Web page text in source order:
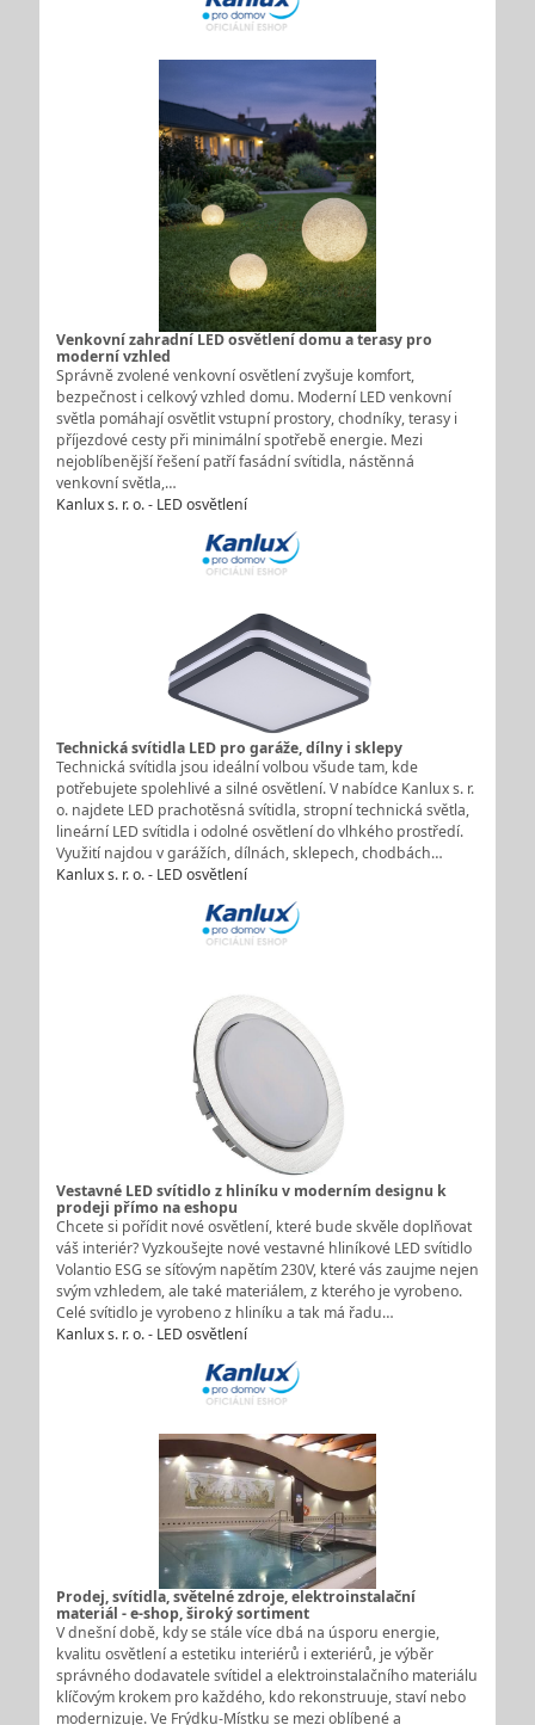
Venkovní zahradní LED osvětlení domu a terasy pro
moderní vzhled
Správně zvolené venkovní osvětlení zvyšuje komfort,
bezpečnost i celkový vzhled domu. Moderní LED venkovní
světla pomáhají osvětlit vstupní prostory, chodníky, terasy i
příjezdové cesty při minimální spotřebě energie. Mezi
nejoblíbenější řešení patří fasádní svítidla, nástěnná
venkovní světla,…
Kanlux s. r. o. - LED osvětlení
Technická svítidla LED pro garáže, dílny i sklepy
Technická svítidla jsou ideální volbou všude tam, kde
potřebujete spolehlivé a silné osvětlení. V nabídce Kanlux s. r.
o. najdete LED prachotěsná svítidla, stropní technická světla,
lineární LED svítidla i odolné osvětlení do vlhkého prostředí.
Využití najdou v garážích, dílnách, sklepech, chodbách…
Kanlux s. r. o. - LED osvětlení
Vestavné LED svítidlo z hliníku v moderním designu k
prodeji přímo na eshopu
Chcete si pořídit nové osvětlení, které bude skvěle doplňovat
váš interiér? Vyzkoušejte nové vestavné hliníkové LED svítidlo
Volantio ESG se síťovým napětím 230V, které vás zaujme nejen
svým vzhledem, ale také materiálem, z kterého je vyrobeno.
Celé svítidlo je vyrobeno z hliníku a tak má řadu…
Kanlux s. r. o. - LED osvětlení
Prodej, svítidla, světelné zdroje, elektroinstalační
materiál - e-shop, široký sortiment
V dnešní době, kdy se stále více dbá na úsporu energie,
kvalitu osvětlení a estetiku interiérů i exteriérů, je výběr
správného dodavatele svítidel a elektroinstalačního materiálu
klíčovým krokem pro každého, kdo rekonstruuje, staví nebo
modernizuje. Ve Frýdku-Místku se mezi oblíbené a